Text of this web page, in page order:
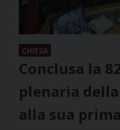
CHIESA
Conclusa la
plenaria della
alla sua